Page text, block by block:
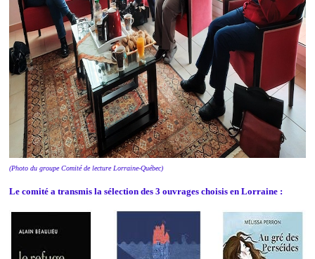
(Photo du groupe Comité de lecture Lorraine-Québec)
Le comité a transmis la sélection des 3 ouvrages choisis en Lorraine :